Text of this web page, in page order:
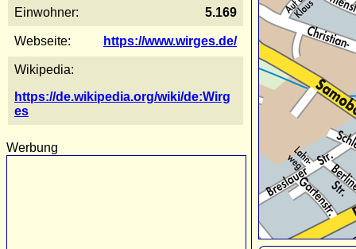
Einwohner: 5.169
Webseite: https://www.wirges.de/
Wikipedia:
https://de.wikipedia.org/wiki/de:Wirg
es
Werbung